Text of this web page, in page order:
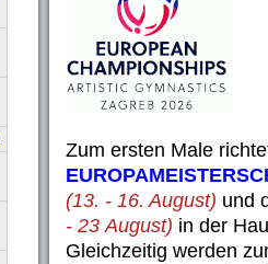
Zum ersten Male
(13. - 16. August) und
- 23 August) in der
Gleichzeitig werden